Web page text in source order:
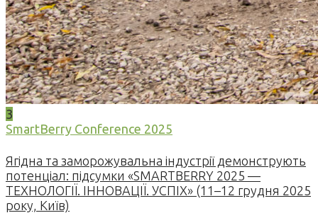
3
SmartBerry Conference 2025
Ягідна та заморожувальна індустрії демонструють
потенціал: підсумки «SMARTBERRY 2025 —
ТЕХНОЛОГІЇ. ІННОВАЦІЇ. УСПІХ» (11–12 грудня 2025
року, Київ)